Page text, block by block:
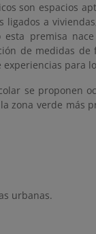
son espacios
a
premisa
de medidas
para
se proponen
zona verde más
urbanas.